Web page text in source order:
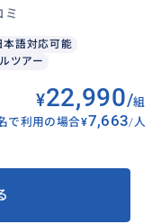
ミ
本語対応可能
ツアー
¥22,990/組
で利用の場合¥7,663/人